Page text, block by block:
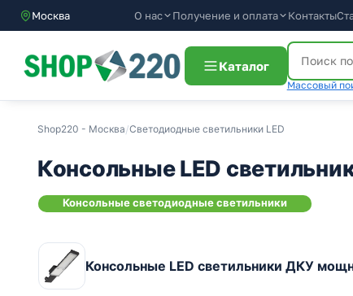
Москва О нас Получение и оплата Контакты
Каталог
Массовый
Shop220 - Москва/Светодиодные светильники LED
Консольные LED
Консольные светодиодные светильники
Консольные LED светильники ДКУ